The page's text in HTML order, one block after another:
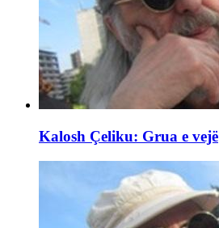
Kalosh Çeliku: Grua e vejë